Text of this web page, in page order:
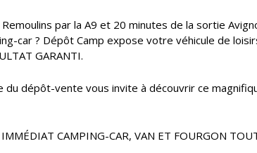
par la A9 et 20 minutes de la sortie
car ? Dépôt Camp expose votre véhicule de
GARANTI.
du dépôt-vente vous invite à découvrir ce
CAMPING-CAR, VAN ET FOURGON